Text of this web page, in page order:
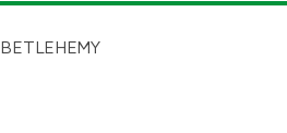
BETLEHEMY